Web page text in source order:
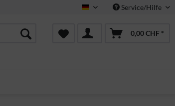
Deutsch Service/Hilfe
0,00 CHF *